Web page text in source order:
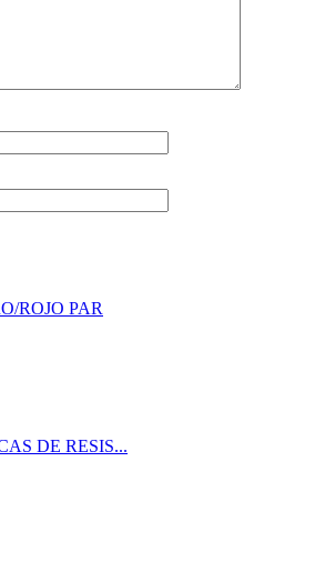
ROJO PAR
DE RESIS...